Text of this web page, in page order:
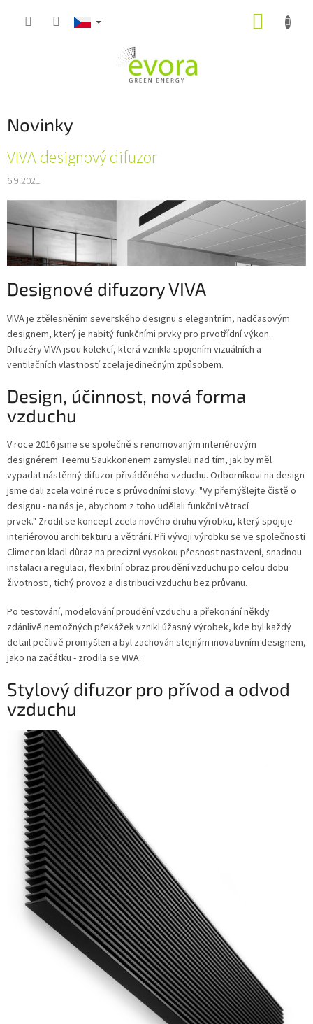
Novinky
V
p
i
l
á
k
VIVA designový difuzor
6.9.2021
Designové difuzory VIVA
VIVA je ztělesněním severského designu s elegantním, nadčasovým
designem, který je nabitý funkčními prvky pro prvotřídní výkon.
Difuzéry VIVA jsou kolekcí, která vznikla spojením vizuálních a
ventilačních vlastností zcela jedinečným způsobem.
Design, účinnost, nová forma
vzduchu
V roce 2016 jsme se společně s renomovaným interiérovým
designérem Teemu Saukkonenem zamysleli nad tím, jak by měl
vypadat nástěnný difuzor přiváděného vzduchu. Odborníkovi na design
jsme dali zcela volné ruce s průvodními slovy: "Vy přemýšlejte čistě o
designu - na nás je, abychom z toho udělali funkční větrací
prvek." Zrodil se koncept zcela nového druhu výrobku, který spojuje
interiérovou architekturu a větrání. Při vývoji výrobku se ve společnosti
Climecon kladl důraz na precizní vysokou přesnost nastavení, snadnou
instalaci a regulaci, flexibilní obraz proudění vzduchu po celou dobu
životnosti, tichý provoz a distribuci vzduchu bez průvanu.
Po testování, modelování proudění vzduchu a překonání někdy
zdánlivě nemožných překážek vznikl úžasný výrobek, kde byl každý
detail pečlivě promyšlen a byl zachován stejným inovativním designem,
jako na začátku - zrodila se VIVA.
Stylový difuzor pro přívod a odvod
vzduchu